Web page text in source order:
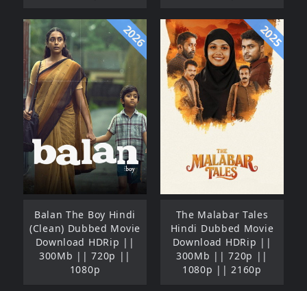
2026
Balan The Boy Hindi
(Clean) Dubbed Movie
Download HDRip ||
300Mb || 720p ||
1080p
2025
The Malabar Tales
Hindi Dubbed Movie
Download HDRip ||
300Mb || 720p ||
1080p || 2160p